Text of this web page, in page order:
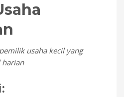
usaha kecil yang